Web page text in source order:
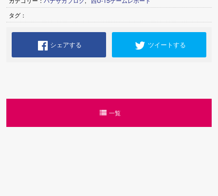
タグ：
シェアする ツイートする
一覧